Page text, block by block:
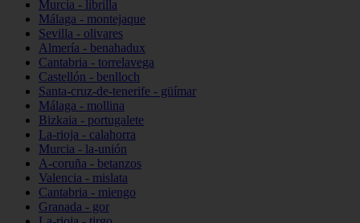
Murcia - librilla
Málaga - montejaque
Sevilla - olivares
Almería - benahadux
Cantabria - torrelavega
Castellón - benlloch
Santa-cruz-de-tenerife - güímar
Málaga - mollina
Bizkaia - portugalete
La-rioja - calahorra
Murcia - la-unión
A-coruña - betanzos
Valencia - mislata
Cantabria - miengo
Granada - gor